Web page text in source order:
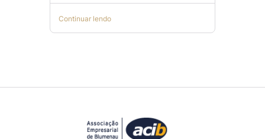
Continuar lendo